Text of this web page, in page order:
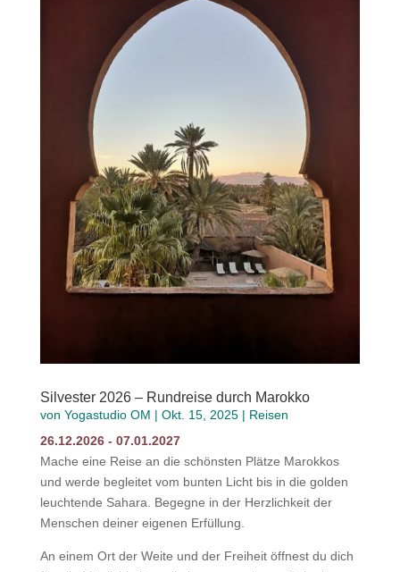
Silvester 2026 – Rundreise durch Marokko
von Yogastudio OM | Okt. 15, 2025| Reisen
26.12.2026 - 07.01.2027
Mache eine Reise an die schönsten Plätze Marokkos
und werde begleitet vom bunten Licht bis in die golden
leuchtende Sahara. Begegne in der Herzlichkeit der
Menschen deiner eigenen Erfüllung.
An einem Ort der Weite und der Freiheit öffnest du dich